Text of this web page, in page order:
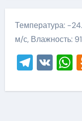
Температура: -
м/с, Влажность:
VK